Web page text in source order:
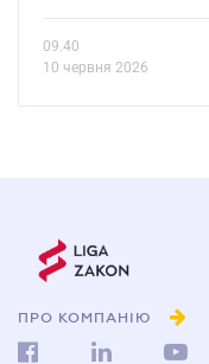
09.40
10 червня 2026
ПРО КОМПАНІЮ